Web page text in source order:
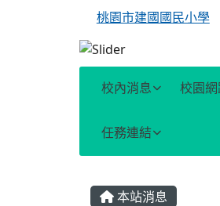
桃園市建國國民小學
校內消息 校園
任務連結
主內容區域
本站消息